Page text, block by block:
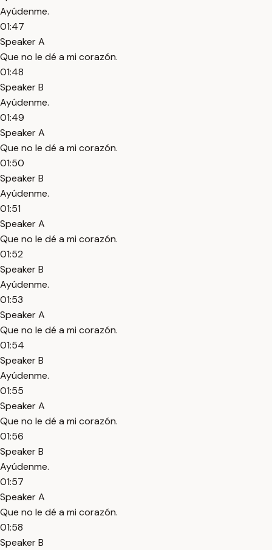
Ayúdenme.
01:47
Speaker A
Que no le dé a mi corazón.
01:48
Speaker B
Ayúdenme.
01:49
Speaker A
Que no le dé a mi corazón.
01:50
Speaker B
Ayúdenme.
01:51
Speaker A
Que no le dé a mi corazón.
01:52
Speaker B
Ayúdenme.
01:53
Speaker A
Que no le dé a mi corazón.
01:54
Speaker B
Ayúdenme.
01:55
Speaker A
Que no le dé a mi corazón.
01:56
Speaker B
Ayúdenme.
01:57
Speaker A
Que no le dé a mi corazón.
01:58
Speaker B